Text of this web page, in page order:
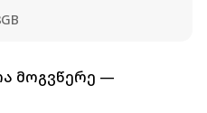
მოგვწერე —